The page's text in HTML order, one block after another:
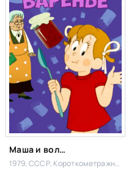
Фэнтези, Семейный
Маша и волшебное варенье
1979, СССР, Короткометражный